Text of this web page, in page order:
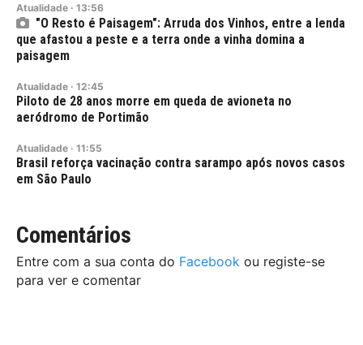
Atualidade · 13:56
"O Resto é Paisagem": Arruda dos Vinhos, entre a lenda
que afastou a peste e a terra onde a vinha domina a
paisagem
Atualidade · 12:45
Piloto de 28 anos morre em queda de avioneta no
aeródromo de Portimão
Atualidade · 11:55
Brasil reforça vacinação contra sarampo após novos casos
em São Paulo
Comentários
Entre com a sua conta do Facebook ou registe-se
para ver e comentar